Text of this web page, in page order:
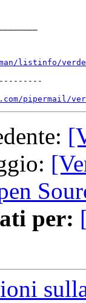
listinfo/
pipermail/
per: